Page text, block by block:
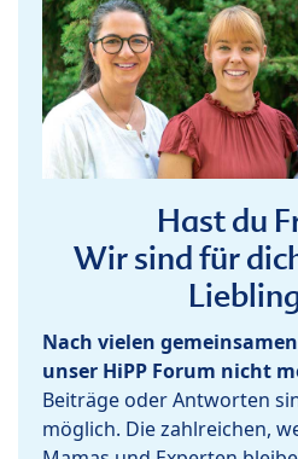
Hast du
Wir sind für
Nach vielen
unser HiPP Forum nicht
Beiträge oder Antworten
möglich. Die zahlreichen,